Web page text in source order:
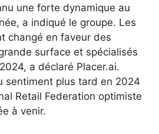
une forte dynamique au
a indiqué le groupe. Les
changé en faveur des
surface et spécialisés
a déclaré Placer.ai.
sentiment plus tard en 2024
Retail Federation optimiste
à venir.